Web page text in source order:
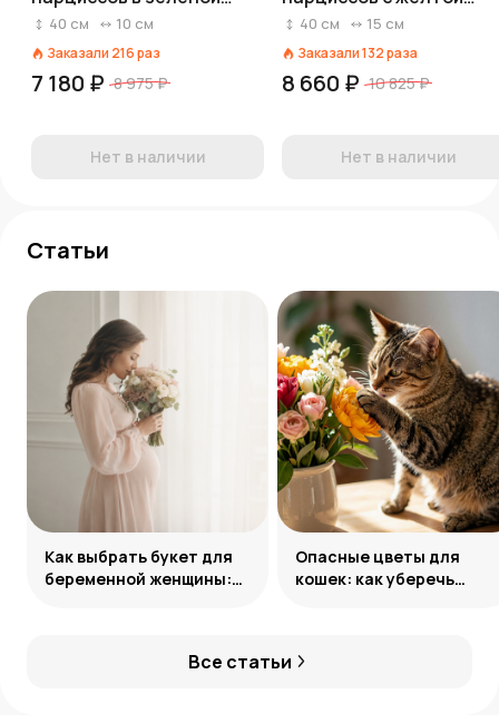
пленке
40 см 10 см
Заказали 216раз
7 180 ₽ 8 975 ₽
Нет в наличии
лентой
40 см 15 см
Заказали132раза
8 660 ₽ 10 825 ₽
Нет в наличии
Статьи
Все статьи
Как выбрать букет для
беременной женщины:
Опасные цветы для
кошек: как уберечь